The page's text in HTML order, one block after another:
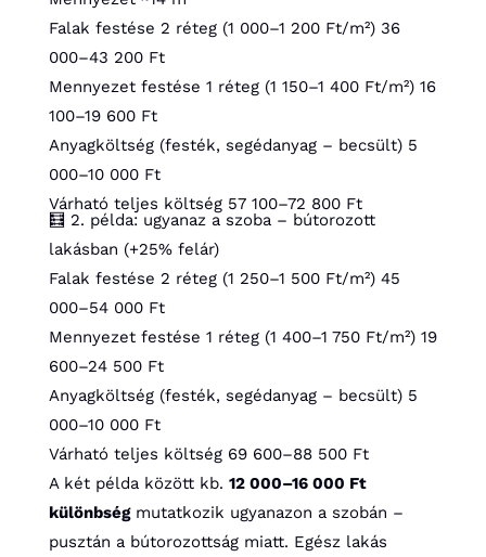
Falak festése 2 réteg (1 000–1 200 Ft/m²) 36
000–43 200 Ft
Mennyezet festése 1 réteg (1 150–1 400 Ft/m²) 16
100–19 600 Ft
Anyagköltség (festék, segédanyag – becsült) 5
000–10 000 Ft
Várható teljes költség 57 100–72 800 Ft
🧮 2. példa: ugyanaz a szoba – bútorozott
lakásban (+25% felár)
Falak festése 2 réteg (1 250–1 500 Ft/m²) 45
000–54 000 Ft
Mennyezet festése 1 réteg (1 400–1 750 Ft/m²) 19
600–24 500 Ft
Anyagköltség (festék, segédanyag – becsült) 5
000–10 000 Ft
Várható teljes költség 69 600–88 500 Ft
A két példa között kb. 12 000–16 000 Ft
különbségmutatkozik ugyanazon a szobán –
pusztán a bútorozottság miatt. Egész lakás